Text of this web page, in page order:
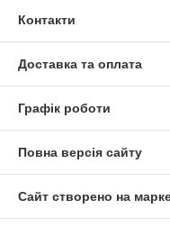
Контакти
Доставка та оплата
Графік роботи
Повна версія сайту
Сайт створено на